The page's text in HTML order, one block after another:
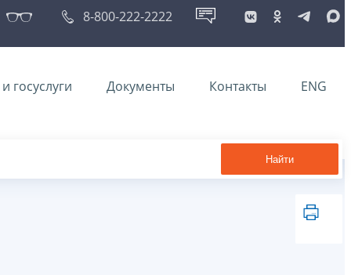
8-800-222-2222
госуслуги Документы Контакты ENG
Найти